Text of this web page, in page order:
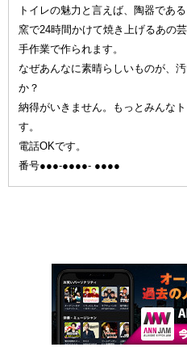
トイレの魅力と言えば、陶器である
窯で24時間かけて焼き上げるあの芸
手作業で作られます。
なぜあんなに素晴らしいものが、
か？
納得がいきません。もっとみんな
す。
電話OKです。
番号●●●-●●●●- ●●●●